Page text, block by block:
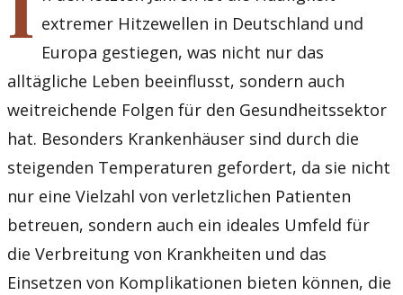
extremer Hitzewellen in Deutschland und
Europa gestiegen, was nicht nur das
alltägliche Leben beeinflusst, sondern auch
weitreichende Folgen für den Gesundheitssektor
hat. Besonders Krankenhäuser sind durch die
steigenden Temperaturen gefordert, da sie nicht
nur eine Vielzahl von verletzlichen Patienten
betreuen, sondern auch ein ideales Umfeld für
die Verbreitung von Krankheiten und das
Einsetzen von Komplikationen bieten können, die